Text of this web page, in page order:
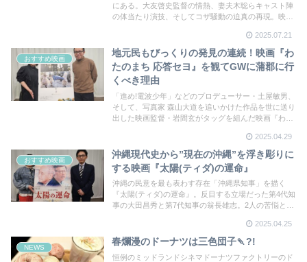
にある。大友啓史監督の情熱、妻夫木聡らキャスト陣
の体当たり演技、そしてコザ騒動の迫真の再現。映画
立たせ、涙と怒りと祈りを呼び起こす。圧巻の映画体
験をスクリーンで
2025.07.21
おすすめ映画
地元民もびっくりの発見の連続！映画『わ
たのまち 応答セヨ』を観てGWに蒲郡に行
くべき理由
「進め!電波少年」などのプロデューサー・土屋敏男、
そして、写真家 森山大道を追いかけた作品を世に送り
出した映画監督・岩間玄がタッグを組んだ映画『わた
ての「繊維の街・蒲郡」の姿が疾走感あふれる映像で
描かれる。GW後半、蒲郡へ行ってみては？
2025.04.29
おすすめ映画
沖縄現代史から”現在の沖縄”を浮き彫りに
する映画『太陽(ティダ)の運命』
沖縄の民意を最も表わす存在「沖縄県知事」を描く
『太陽(ティダ)の運命』。反目する立場だった第4代知
事の大田昌秀と第7代知事の翁長雄志。2人の苦悩と闘
り出す佐古監督に4年ぶりにお話を伺った。2025.04.25
NEWS
春爛漫のドーナツは三色団子🍡?!
恒例のミッドランドシネマドーナツファクトリーのド